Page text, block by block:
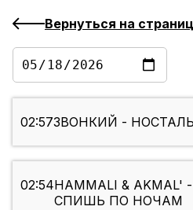
Вернуться на
02:57ЗВОНКИЙ -
02:54HAMMALI &
СПИШЬ ПО НОЧАМ